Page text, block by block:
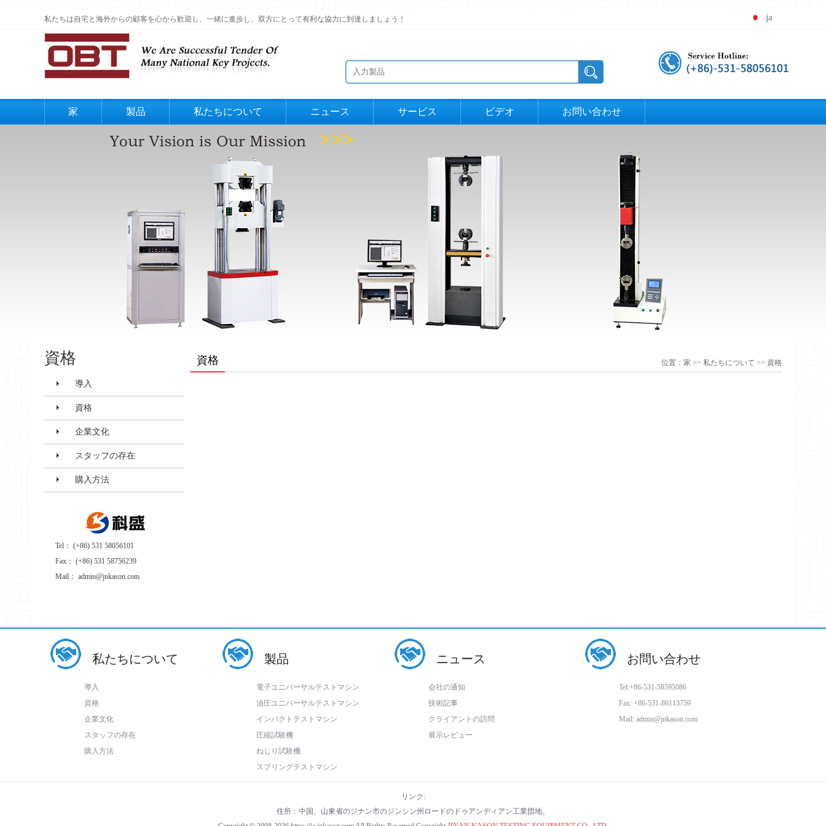
私たちは自宅と海外からの顧客を心から歓迎し、一緒に進歩し、双方にとって有利な協力に到達しましょう！ ja
家 製品 私たちについて ニュース サービス ビデオ お問い合わせ
資格
導入
資格
企業文化
スタッフの存在
購入方法
Tel： (+86) 531 58056101
Fax： (+86) 531 58756239
Mail： admin@jnkason.com
資格 位置： 家 >> 私たちについて >> 資格
私たちについて
導入
資格
企業文化
スタッフの存在
購入方法
製品
電子ユニバーサルテストマシン
油圧ユニバーサルテストマシン
インパクトテストマシン
圧縮試験機
ねじり試験機
スプリングテストマシン
ニュース
会社の通知
技術記事
クライアントの訪問
展示レビュー
お問い合わせ
Tel:+86-531-58595086
Fax: +86-531-86113759
Mail: admin@jnkason.com
リンク:
住所：中国、山東省のジナン市のジンシン州ロードのドゥアンディアン工業団地。